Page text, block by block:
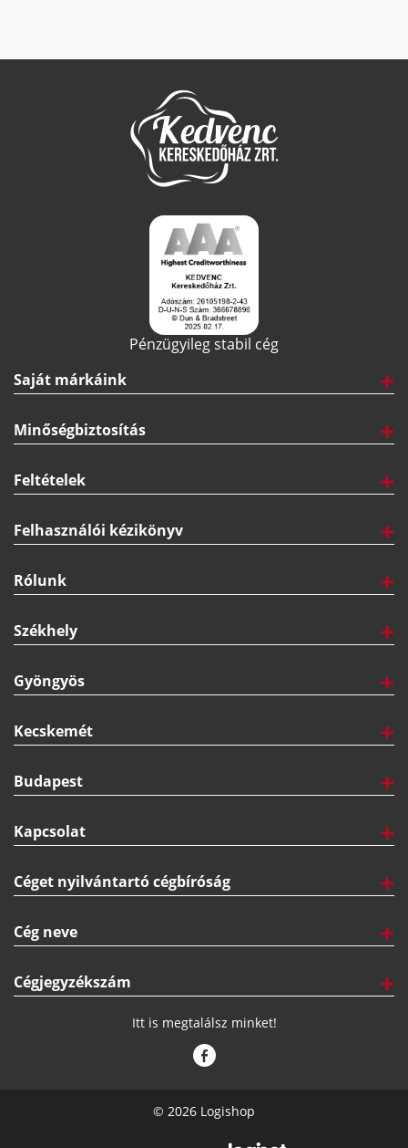
Pénzügyileg stabil cég
Saját márkáink
Minőségbiztosítás
Feltételek
Felhasználói kézikönyv
Rólunk
Székhely
Gyöngyös
Kecskemét
Budapest
Kapcsolat
Céget nyilvántartó cégbíróság
Cég neve
Cégjegyzékszám
Itt is megtalálsz minket!
© 2026 Logishop